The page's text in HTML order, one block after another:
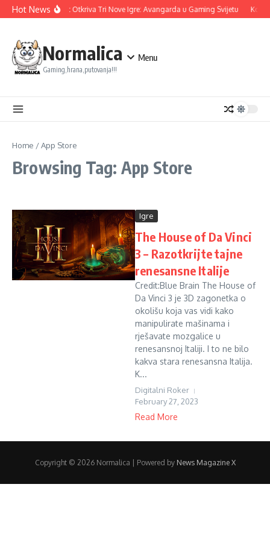
Skip to content
Hot NewsUbisoft Otkriva Tri Nove Igre: Avangarda u Gaming Svijetu
Normalica
Gaming,hrana,putovanja!!!
Menu
Home /App Store
Browsing Tag: App Store
Igre
The House of Da Vinci
3 – Razotkrijte tajne
renesansne Italije
Credit:Blue Brain The House of
Da Vinci 3 je 3D zagonetka o
okolišu koja vas vidi kako
manipulirate mašinama i
rješavate mozgalice u
renesansnoj Italiji. I to ne bilo
kakva stara renesansna Italija.
K...
Digitalni Roker
February 27, 2023
Read More
Copyright © 2026 Normalica | Powered by News Magazine X